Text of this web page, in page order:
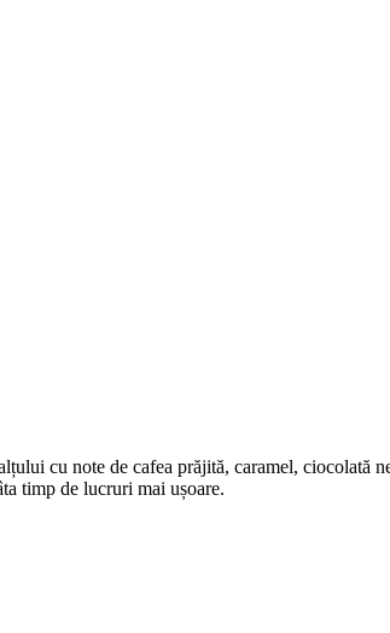
cu note de cafea prăjită, caramel, ciocolată
timp de lucruri mai ușoare.